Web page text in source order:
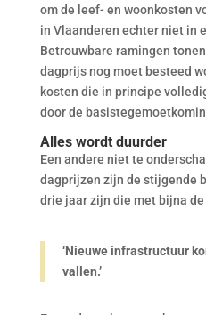
om de leef- en woonkosten
in Vlaanderen echter niet in
Betrouwbare ramingen
dagprijs nog moet besteed
kosten die in principe
door de
Alles wordt duurder
Een andere niet te
dagprijzen zijn de stijgende
drie jaar zijn die met bijna
‘Nieuwe infrastructuur
vallen.’